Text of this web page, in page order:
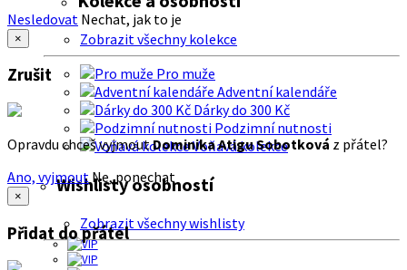
Zobrazit všechny kolekce
Pro muže
Adventní kalendáře
Dárky do 300 Kč
Podzimní nutnosti
Voňavá kolekce
Wishlisty osobností
Zobrazit všechny wishlisty
Nesledovat Nechat, jak to je
×
Zrušit
Opravdu chceš vyjmoutDominika Atigu Sobotková z přátel?
Ano, vyjmout Ne, ponechat
×
Přidat do přátel